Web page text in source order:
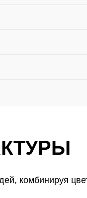
комбинируя